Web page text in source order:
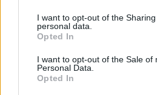
not limited to your visit or usage
grant or deny consent to Google
use your data for below specified
consent section.
I want to opt-out of the
personal data.
Opted In
I want to opt-out of the Sale of
Personal Data.
Opted In